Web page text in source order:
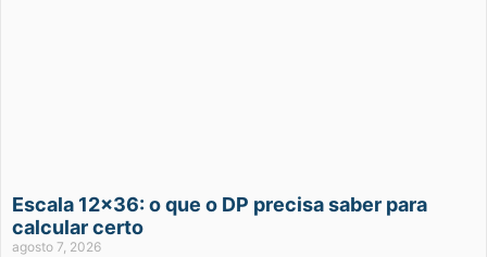
Escala 12×36: o que o DP precisa saber para
calcular certo
agosto 7, 2026